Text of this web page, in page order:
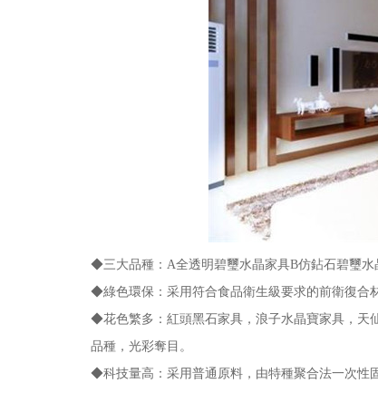
◆三大品種：A全透明碧璽水晶家具B仿鉆石碧璽水
◆綠色環保：采用符合食品衛生級要求的前衛復合材
◆花色繁多：紅頭黑石家具，浪子水晶寶家具，天
品種，光彩奪目。
◆科技量高：采用普通原料，由特種聚合法一次性固